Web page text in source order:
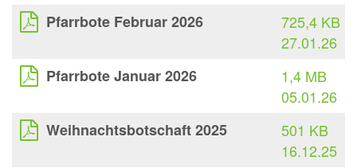
Pfarrbote Februar 2026
725,4 KB
27.01.26
Pfarrbote Januar 2026
1,4 MB
05.01.26
Weihnachtsbotschaft 2025
501 KB
16.12.25